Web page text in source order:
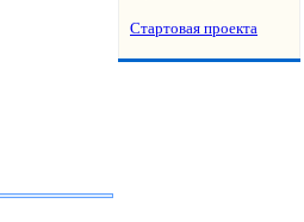
Стартовая проекта